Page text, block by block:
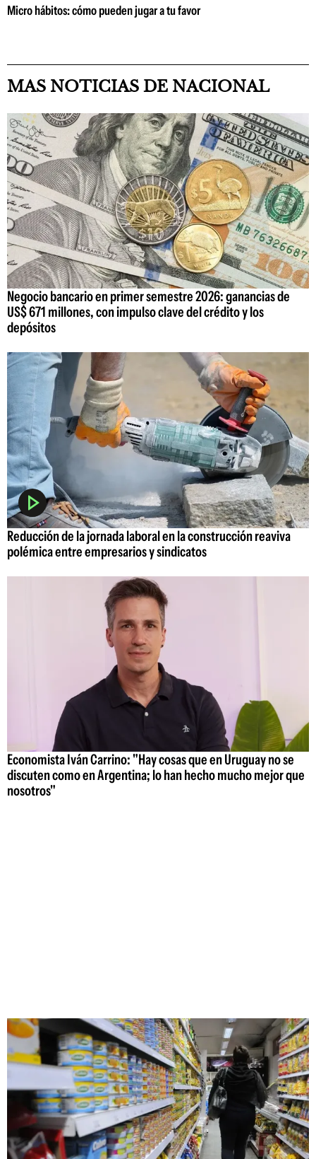
Micro hábitos: cómo pueden jugar a tu favor
MAS NOTICIAS DE NACIONAL
Negocio bancario en primer semestre 2026: ganancias de
US$ 671 millones, con impulso clave del crédito y los
depósitos
Reducción de la jornada laboral en la construcción reaviva
polémica entre empresarios y sindicatos
Economista Iván Carrino: "Hay cosas que en Uruguay no se
discuten como en Argentina; lo han hecho mucho mejor que
nosotros"